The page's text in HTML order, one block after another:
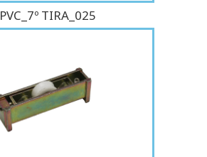
PVC_7º TIRA_025